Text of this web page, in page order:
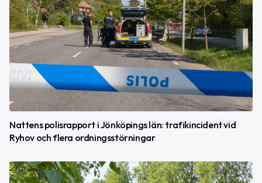
Nattens polisrapport i Jönköpings län: trafikincident vid
Ryhov och flera ordningsstörningar